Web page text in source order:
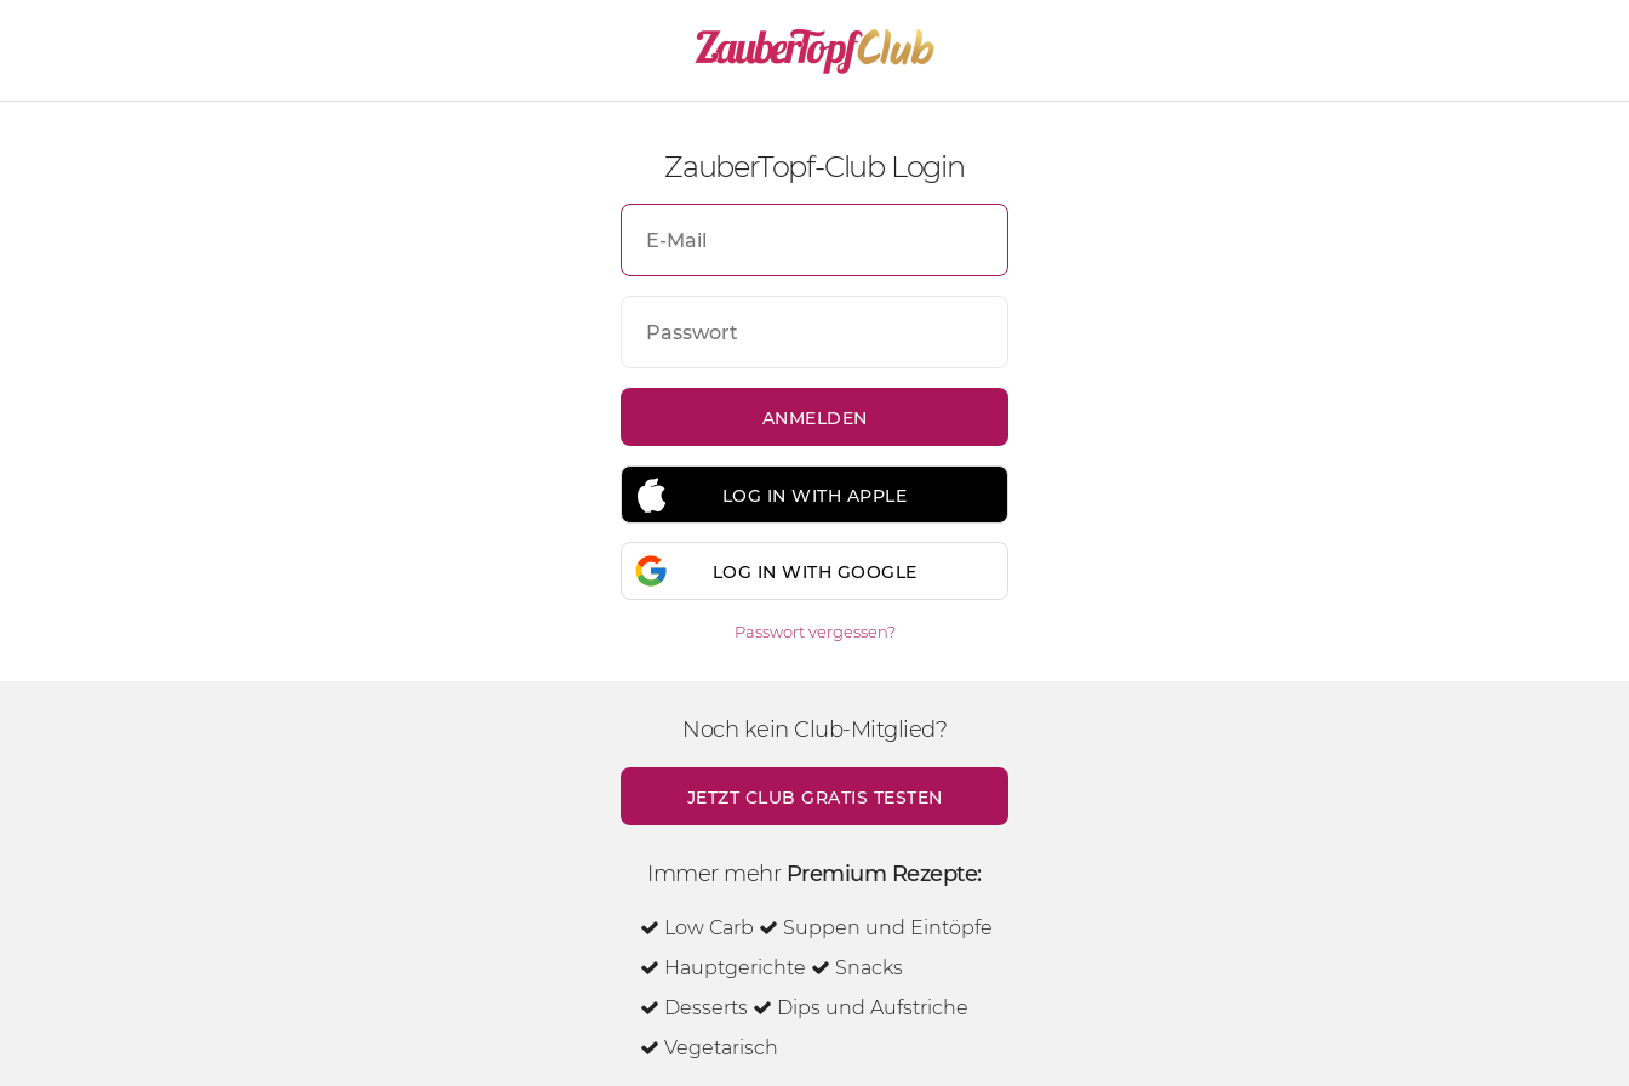
ZauberTopf-Club Login
LOG IN WITH APPLE
LOG IN WITH GOOGLE
Passwort vergessen?
Noch kein Club-Mitglied?
JETZT CLUB GRATIS TESTEN
Immer mehr Premium Rezepte:
Low Carb
Suppen und Eintöpfe
Hauptgerichte
Snacks
Desserts
Dips und Aufstriche
Vegetarisch